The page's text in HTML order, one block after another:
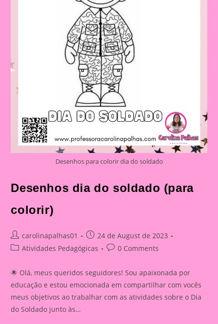
Desenhos para colorir dia do soldado
Desenhos dia do soldado (para
colorir)
Post
author:
carolinapalhas01
Post
published:
24 de August de 2023
PostAtividades Pedagógicas
Post0 Comments
🌟 Olá, meus queridos seguidores! Sou apaixonada por
educação e estou emocionada em compartilhar com vocês
meus objetivos ao trabalhar com as atividades sobre o Dia
do Soldado junto às…